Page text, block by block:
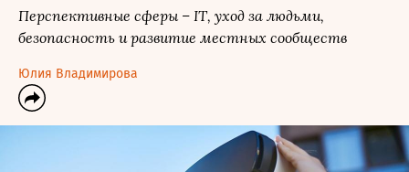
Перспективные сферы – IT, уход за людьми,
безопасность и развитие местных сообществ
Юлия Владимирова